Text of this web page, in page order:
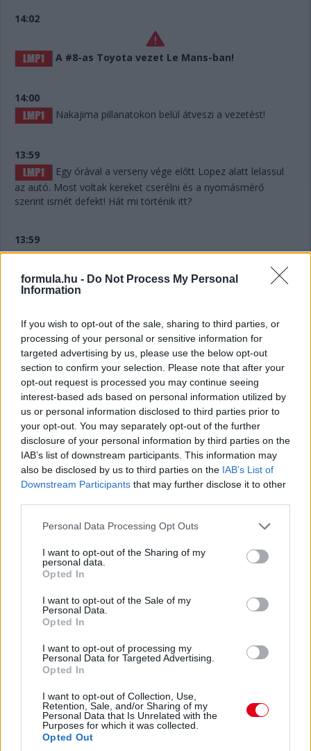
formula.hu - Do Not Process My Personal
Information
If you wish to opt-out of the sale, sharing to third parties, or
processing of your personal or sensitive information for
targeted advertising by us, please use the below opt-out
section to confirm your selection. Please note that after your
opt-out request is processed you may continue seeing
interest-based ads based on personal information utilized by
us or personal information disclosed to third parties prior to
your opt-out. You may separately opt-out of the further
disclosure of your personal information by third parties on the
IAB’s list of downstream participants. This information may
also be disclosed by us to third parties on the IAB’s List of
Downstream Participants that may further disclose it to other
Please note that this website/app uses one or more Google
not limited to your visit or usage behaviour. You may click to
grant or deny consent to Google and its third-party tags to
use your data for below specified purposes in below Google
consent section.
Personal Data Processing Opt Outs
I want to opt-out of the Sharing of my
personal data.
Opted In
I want to opt-out of the Sale of my
Personal Data.
Opted In
I want to opt-out of processing my
Personal Data for Targeted Advertising.
Opted In
I want to opt-out of Collection, Use,
Retention, Sale, and/or Sharing of my
Personal Data that Is Unrelated with the
Purposes for which it was collected.
Opted Out
14:02
A #8-as Toyota vezet Le Mans-ban!
14:00
Nakajima pillanatokon belül átveszi a vezetést!
13:59
Egy órával a verseny vége előtt Lopez alatt lelassul
az autó. Most voltak kereket cserélni és a nyomásmérő
szerint ismét defekt! Hát mi történik itt?
13:59
Lelassult a #7-es Toyota! Hát ilyet!!!
13:56
Defekt a #7-es Toyotánál, ha jól hallottuk az
üzenetet. De már túl is vannak a kiálláson, belefért.
13:55
Hát nagyjából semennyi! Úgy hat másodperc. Két
kört kell még megtennie Keatingnek a kerékcsere előtt,
Bergmeister addig utol is érheti – és amúgy mintha megint
nem lett volna teljesen tiszta az indulás...
Keating bejött letölteni a büntetést, megállt és
Éles csata a 7-8. helyen: az egy szem élő Corvette-tel
Garcia kergeti Plát a Fordban.
Közben már csak 37,5 másodperc Bergmeister lemaradása...
ÉS ITT AZ ÚJABB DRÁMA! Keating stop&go